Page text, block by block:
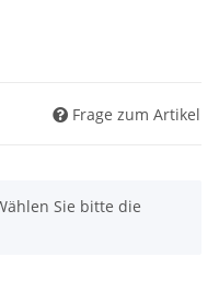
Frage zum Artikel
Sie bitte die